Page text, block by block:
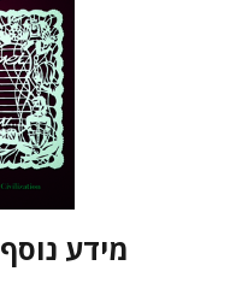
מידע נוסף